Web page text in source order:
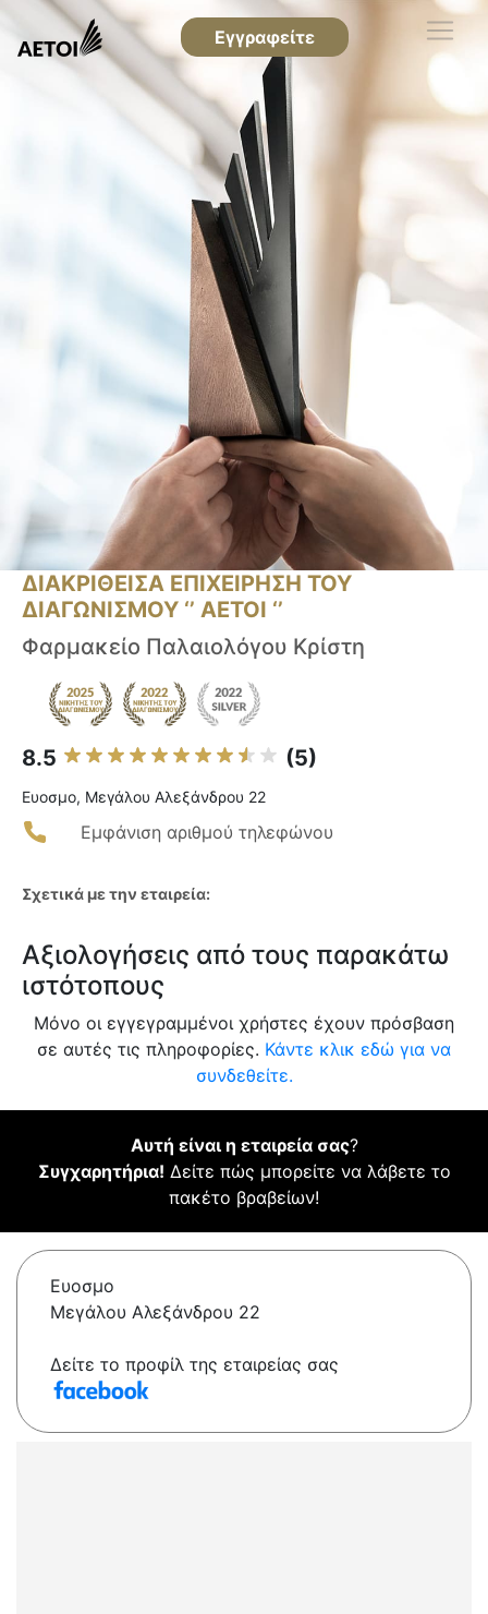
Εγγραφείτε
ΔΙΑΚΡΙΘΕΙΣΑ ΕΠΙΧΕΙΡΗΣΗ ΤΟΥ
ΔΙΑΓΩΝΙΣΜΟΥ ‘’ ΑΕΤΟΙ ‘’
Φαρμακείο Παλαιολόγου Κρίστη
8.5 (5)
Ευοσμο, Μεγάλου Αλεξάνδρου 22
Εμφάνιση αριθμού τηλεφώνου
Σχετικά με την εταιρεία:
Αξιολογήσεις από τους παρακάτω
ιστότοπους
Μόνο οι εγγεγραμμένοι χρήστες έχουν πρόσβαση
σε αυτές τις πληροφορίες. Κάντε κλικ εδώ για να
συνδεθείτε.
Αυτή είναι η εταιρεία σας?
Συγχαρητήρια! Δείτε πώς μπορείτε να λάβετε το
πακέτο βραβείων!
Ευοσμο
Μεγάλου Αλεξάνδρου 22
Δείτε το προφίλ της εταιρείας σας